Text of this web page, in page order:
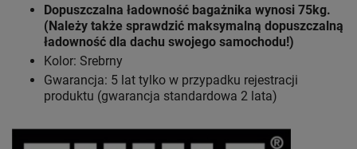
Dopuszczalna ładowność bagażnika wynosi 75kg.
(Należy także sprawdzić maksymalną dopuszczalną
ładowność dla dachu swojego samochodu!)
Kolor: Srebrny
Gwarancja: 5 lat tylko w przypadku rejestracji
produktu (gwarancja standardowa 2 lata)